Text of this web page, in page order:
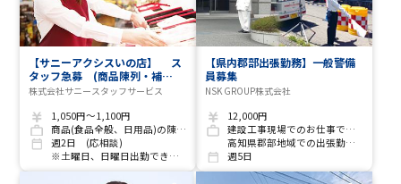
【サニーアクシスいの店】 ス
タッフ急募 (商品陳列・補
充)
株式会社サニースタッフサービス
1,050円～1,100円
商品(食品全般、日用品)の陳列・補充
週2日 (応相談)
※土曜日、日曜日出勤できる方
【県内郡部出張勤務】一般警備
員募集
NSK GROUP株式会社
12,000円
建設工事現場でのお仕事です(現場多数)
高知県郡部地域での出張勤務にて現場等の交通誘導警備業務
週5日